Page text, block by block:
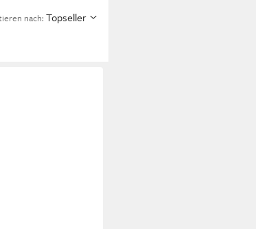
nach: Topseller